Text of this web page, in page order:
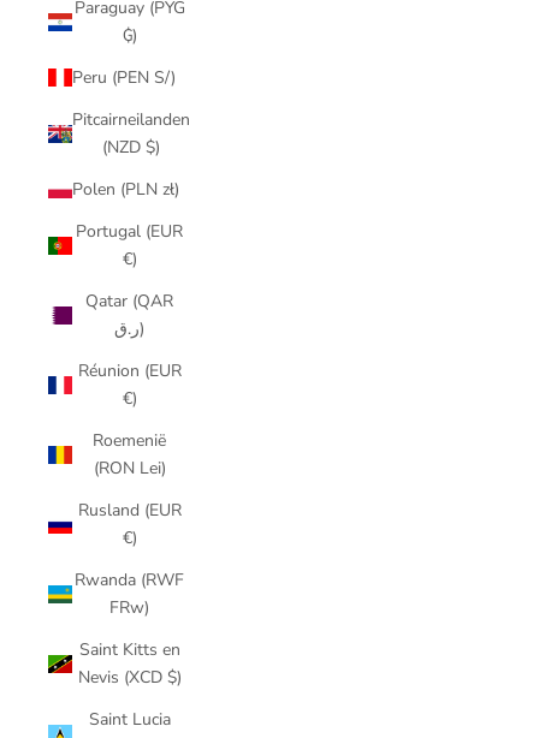
Paraguay (PYG
₲)
Peru (PEN S/)
Pitcairneilanden
(NZD $)
Polen (PLN zł)
Portugal (EUR
€)
Qatar (QAR
ر.ق)
Réunion (EUR
€)
Roemenië
(RON Lei)
Rusland (EUR
€)
Rwanda (RWF
FRw)
Saint Kitts en
Nevis (XCD $)
Saint Lucia